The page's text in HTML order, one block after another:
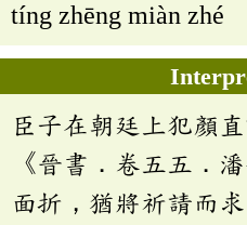
tíng zhēng miàn zhé
臣子在朝廷上犯顏
《晉書．卷五五．
面折，猶將祈請而